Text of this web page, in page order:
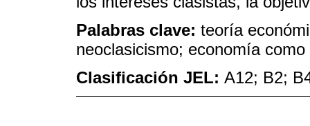
Palabras clave: teoría
neoclasicismo; economía
Clasificación JEL: A12; B2;